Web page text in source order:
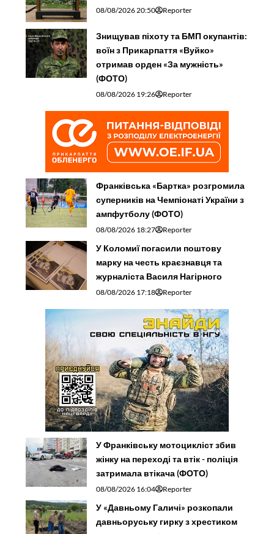
08/08/2026 20:50 Reporter
Знищував піхоту та БМП окупантів:
воїн з Прикарпаття «Вуйко»
отримав орден «За мужність»
(ФОТО)
08/08/2026 19:26 Reporter
Франківська «Бартка» розгромила
суперників на Чемпіонаті України з
ампфутболу (ФОТО)
08/08/2026 18:27 Reporter
У Коломиї погасили поштову
марку на честь краєзнавця та
журналіста Василя Нагірного
08/08/2026 17:18 Reporter
У Франківську мотоцикліст збив
жінку на переході та втік - поліція
затримала втікача (ФОТО)
08/08/2026 16:04 Reporter
У «Давньому Галичі» розкопали
давньоруську гирку з хрестиком